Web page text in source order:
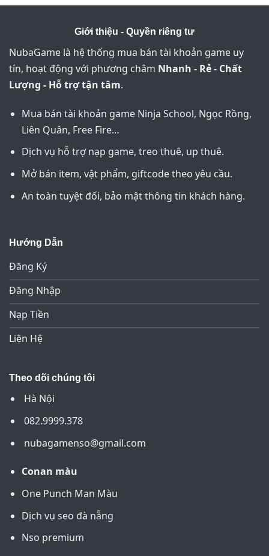
Giới thiệu - Quyền riêng tư
NubaGame là hệ thống mua bán tài khoản game uy
tín, hoạt động với phương châm Nhanh - Rẻ - Chất
Lượng - Hỗ trợ tận tâm.
Mua bán tài khoản game Ninja School, Ngọc Rồng,
Liên Quân, Free Fire…
Dịch vụ hỗ trợ nạp game, treo thuê, up thuê.
Mở bán item, vật phẩm, giftcode theo yêu cầu.
An toàn tuyệt đối, bảo mật thông tin khách hàng.
Hướng Dẫn
Đăng Ký
Đăng Nhập
Nạp Tiền
Liên Hệ
Theo dõi chúng tôi
Hà Nội
082.9999.378
nubagamenso@gmail.com
Conan màu
One Punch Man Màu
Dịch vụ seo đà nẵng
Nso premium